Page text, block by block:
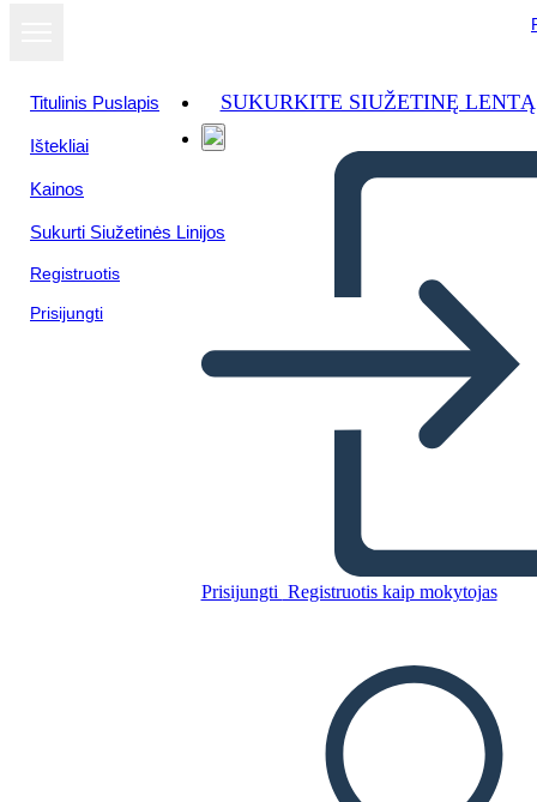
Titulinis Puslapis
Ištekliai
Kainos
Sukurti Siužetinės Linijos
Registruotis
Prisijungti
SUKURKITE SIUŽETINĘ LENTĄ
Prisijungti Registruotis kaip mokytojas
Nukopijuokite šią siužetinę lentą
PALEISTI SKAIDRIŲ DEMONSTRACIJĄ
SKAITYK MAN
Žiūrėti kaip
skaidrių